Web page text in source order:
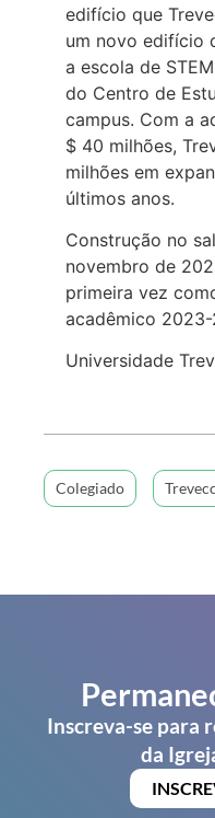
edifício que
um novo edifício
a escola de
do Centro de
campus. Com a
$ 40 milhões,
milhões em
últimos anos.
Construção no
novembro de
primeira vez
acadêmico 2023-
Universidade
Colegiado
Inscreva-se para
da